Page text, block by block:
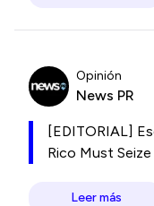
Opinión
News PR
[EDITORIAL]
Rico Must Seize
Leer más